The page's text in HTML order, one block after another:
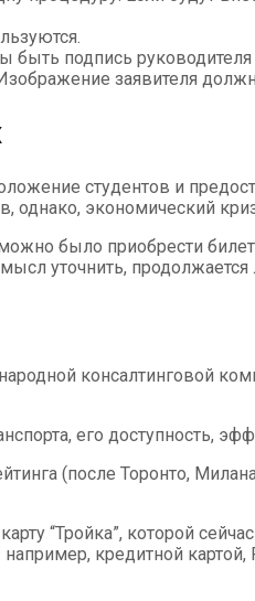
подпись руководителя
заявителя
студентов и
экономический
было приобрести
уточнить, продолжается
консалтинговой
его доступность,
(после Торонто,
“Тройка”, которой
кредитной